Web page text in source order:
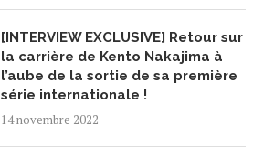
[INTERVIEW EXCLUSIVE] Retour sur
la carrière de Kento Nakajima à
l’aube de la sortie de sa première
série internationale !
14 novembre 2022